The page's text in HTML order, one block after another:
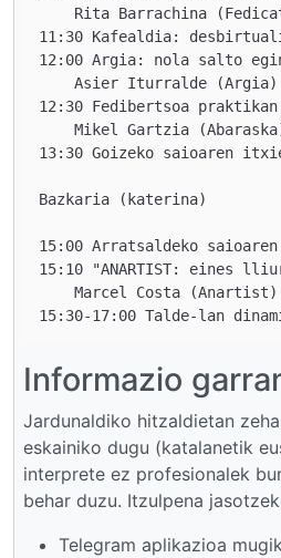
Rita Barrachina
11:30 Kafealdia:
12:00 Argia: nola salto
Asier Iturralde (Argia)
12:30 Fedibertsoa
Mikel Gartzia
13:30 Goizeko saioaren
Bazkaria (katerina)
15:00 Arratsaldeko
15:10 "ANARTIST: eines
    Marcel Costa (Anartist)
Informazio
Jardunaldiko hitzaldietan
eskainiko dugu (katalanetik
interprete ez profesionalek
behar duzu. Itzulpena
Telegram aplikazioa